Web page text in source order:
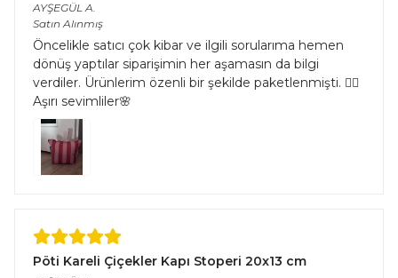
AYŞEGÜL A.
Satın Alınmış
Öncelikle satıcı çok kibar ve ilgili sorularıma hemen
dönüş yaptılar siparişimin her aşamasın da bilgi
verdiler. Ürünlerim özenli bir şekilde paketlenmişti. 👌🏻
Aşırı sevimliler🌸
Pöti Kareli Çiçekler Kapı Stoperi 20x13 cm